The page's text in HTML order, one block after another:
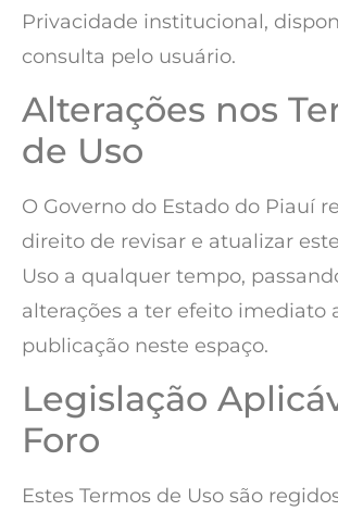
Privacidade institucional,
consulta pelo usuário.
Alterações nos
de Uso
O Governo do Estado do Piauí
direito de revisar e atualizar
Uso a qualquer tempo,
alterações a ter efeito imediato
publicação neste espaço.
Legislação
Foro
Estes Termos de Uso são